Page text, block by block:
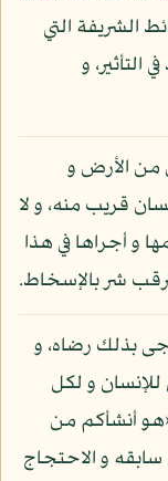
الشريفة التي
و
من الأرض و
قريب منه، و لا
و أجراها في هذا
شر بالإسخاط.
بذلك رضاه، و
و لكل
أنشأكم من
و الاحتجاج